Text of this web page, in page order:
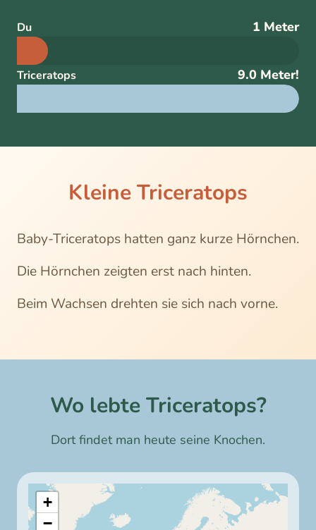
Du 1 Meter
Triceratops 9.0 Meter!
Kleine Triceratops
Baby-Triceratops hatten ganz kurze Hörnchen.
Die Hörnchen zeigten erst nach hinten.
Beim Wachsen drehten sie sich nach vorne.
Wo lebteTriceratops?
Dort findet man heute seine Knochen.
+
−